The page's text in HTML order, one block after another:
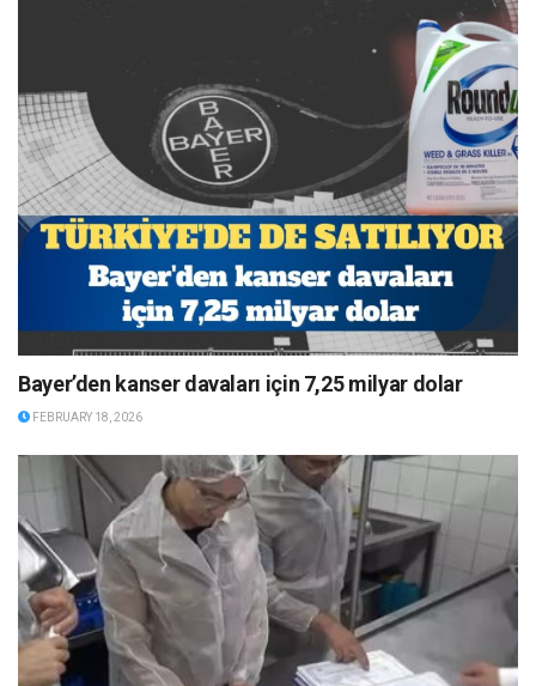
Bayer’den kanser davaları için 7,25 milyar dolar
FEBRUARY 18, 2026